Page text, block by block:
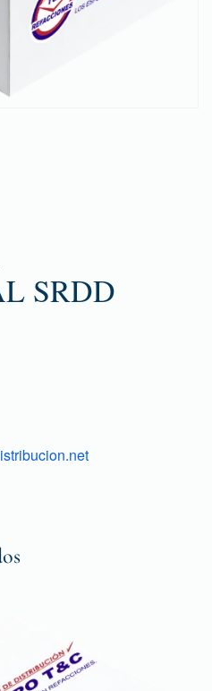
SRDD